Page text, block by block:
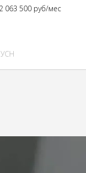
2 063 500 руб/мес
УСН